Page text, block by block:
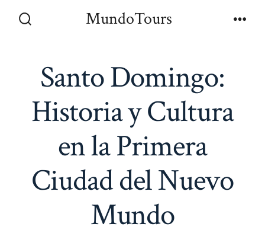
MundoTours
Santo Domingo:
Historia y Cultura
en la Primera
Ciudad del Nuevo
Mundo